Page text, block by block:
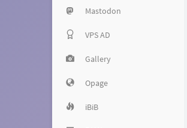
Mastodon
VPS AD
Gallery
Opage
iBiB